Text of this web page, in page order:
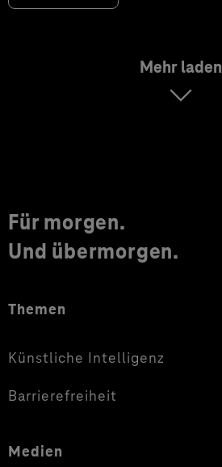
Mehr laden
Für morgen.
Und übermorgen.
Themen
Künstliche Intelligenz
Barrierefreiheit
Medien